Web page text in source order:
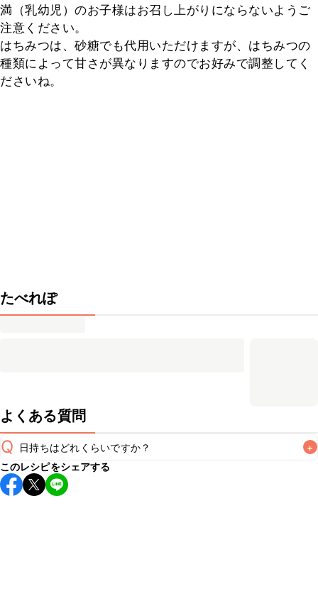
満（乳幼児）のお子様はお召し上がりにならないようご
注意ください。
はちみつは、砂糖でも代用いただけますが、はちみつの
種類によって甘さが異なりますのでお好みで調整してく
ださいね。
たべれぽ
よくある質問
Q 日持ちはどれくらいですか？ +
こちらのレシピは出来たてをお召し上がりいただくことをお
すすめします。
このレシピをシェアする